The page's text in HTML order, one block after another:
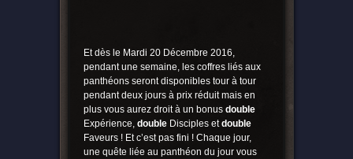
Et dès le Mardi 20 Décembre 2016,
pendant une semaine, les coffres liés aux
panthéons seront disponibles tour à tour
pendant deux jours à prix réduit mais en
plus vous aurez droit à un bonus double
Expérience, doubleDisciples etdouble
Faveurs ! Et c’est pas fini ! Chaque jour,
une quête liée au panthéon du jour vous